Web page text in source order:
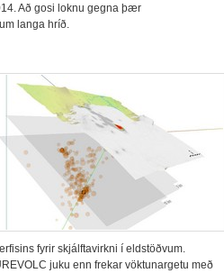
Að gosi loknu gegna þær
langa hríð.
fyrir skjálftavirkni í eldstöðvum.
juku enn frekar vöktunargetu með